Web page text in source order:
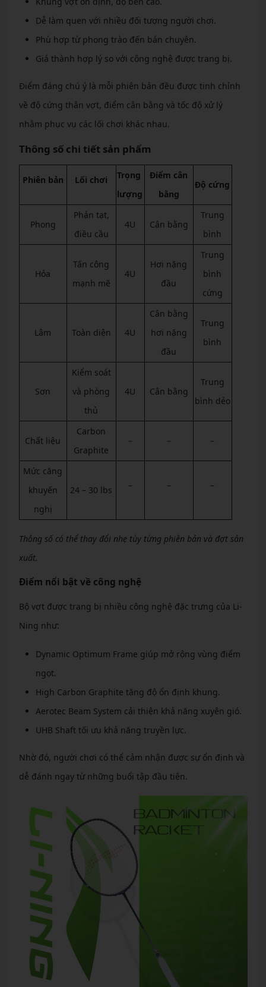
Dễ làm quen với nhiều đối tượng người chơi.
Phù hợp từ phong trào đến bán chuyên.
Giá thành hợp lý so với công nghệ được trang bị.
Điểm đáng chú ý là mỗi phiên bản đều được tinh chỉnh
về độ cứng thân vợt, điểm cân bằng và tốc độ xử lý
nhằm phục vụ các lối chơi khác nhau.
Thông số chi tiết sản phẩm
Phiên bản Lối chơi
Trọng
lượng
Điểm cân
bằng
Độ cứng
Phong
Phản tạt,
điều cầu
4U Cân bằng
Trung
bình
Hỏa
Tấn công
mạnh mẽ
4U
Hơi nặng
đầu
Trung
bình
cứng
Lâm Toàn diện 4U
Cân bằng
hơi nặng
đầu
Trung
bình
Sơn
Kiểm soát
và phòng
thủ
4U Cân bằng
Trung
bình dẻo
Chất liệu
Carbon
Graphite
– – –
Mức căng
khuyến
nghị
24 – 30 lbs – – –
Thông số có thể thay đổi nhẹ tùy từng phiên bản và đợt sản
xuất.
Điểm nổi bật về công nghệ
Bộ vợt được trang bị nhiều công nghệ đặc trưng của Li-
Ning như:
Dynamic Optimum Frame giúp mở rộng vùng điểm
ngọt.
High Carbon Graphite tăng độ ổn định khung.
Aerotec Beam System cải thiện khả năng xuyên gió.
UHB Shaft tối ưu khả năng truyền lực.
Nhờ đó, người chơi có thể cảm nhận được sự ổn định và
dễ đánh ngay từ những buổi tập đầu tiên.